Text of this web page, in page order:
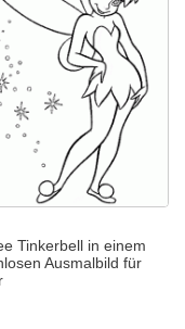
Tinkerbell in einem
Ausmalbild für